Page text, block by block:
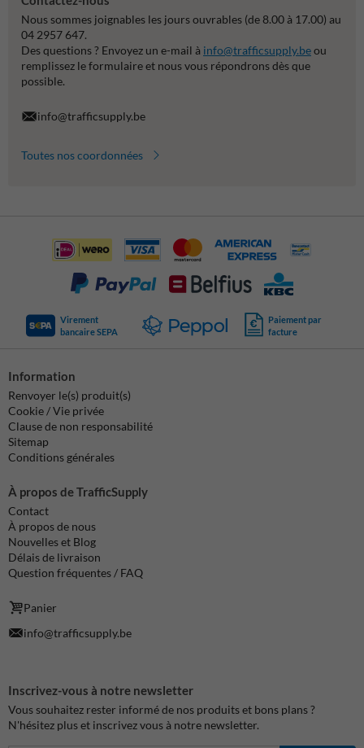
Nous sommes joignables les jours ouvrables (de 8.00 à 17.00) au
04 2957 647.
Des questions ? Envoyez un e-mail à info@trafficsupply.beou
remplissez le formulaire et nous vous répondrons dès que
possible.
info@trafficsupply.be
Toutes nos coordonnées
Virement
bancaire SEPA
Paiement par
facture
Information
Renvoyer le(s) produit(s)
Cookie / Vie privée
Clause de non responsabilité
Sitemap
Conditions générales
À propos de TrafficSupply
Contact
À propos de nous
Nouvelles et Blog
Délais de livraison
Question fréquentes / FAQ
Panier
info@trafficsupply.be
Inscrivez-vous à notre newsletter
Vous souhaitez rester informé de nos produits et bons plans ?
N'hésitez plus et inscrivez vous à notre newsletter.